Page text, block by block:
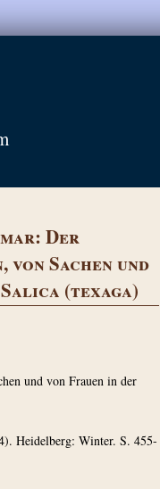
Der
Sachen und
(texaga)
und von Frauen in der
Heidelberg: Winter. S. 455-